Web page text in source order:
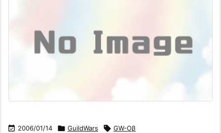
 2006/01/14  GuildWars  GW-Oβ